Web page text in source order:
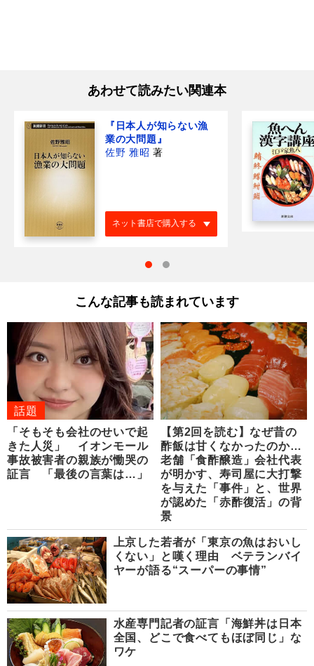
あわせて読みたい関連本
『日本人が知らない漁
業の大問題』
佐野 雅昭 著
ネット書店で購入する
こんな記事も読まれています
話題
「そもそも会社のせいで起
きた人災」 イオンモール
事故被害者の親族が慟哭の
証言 「最後の言葉は…」
【第2回を読む】なぜ昔の
酢飯は甘くなかったのか…
老舗「食酢醸造」会社代表
が明かす、寿司屋に大打撃
を与えた「事件」と、世界
が認めた「赤酢復活」の背
景
上京した若者が「東京の魚はおいし
くない」と嘆く理由 ベテランバイ
ヤーが語る“スーパーの事情”
水産専門記者の証言「海鮮丼は日本
全国、どこで食べてもほぼ同じ」な
ワケ